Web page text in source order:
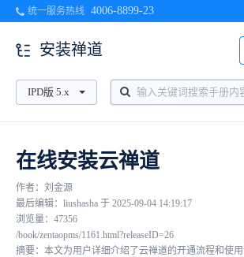
统一服务热线 4006-8899-23
安装禅道
IPD版 5.x
在线安装云禅道
作者：刘金源
最后编辑：liushasha 于 2025-09-04 14:19:17
浏览量：47356
/book/zentaopms/1161.html?releaseID=26
摘要：本文为用户详细介绍了云禅道的开通流程和使